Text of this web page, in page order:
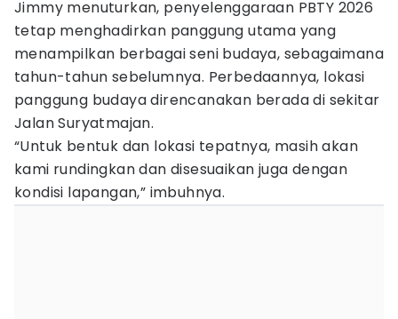
Jimmy menuturkan, penyelenggaraan PBTY 2026
tetap menghadirkan panggung utama yang
menampilkan berbagai seni budaya, sebagaimana
tahun-tahun sebelumnya. Perbedaannya, lokasi
panggung budaya direncanakan berada di sekitar
Jalan Suryatmajan.
“Untuk bentuk dan lokasi tepatnya, masih akan
kami rundingkan dan disesuaikan juga dengan
kondisi lapangan,” imbuhnya.